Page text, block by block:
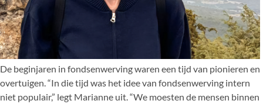
De beginjaren in fondsenwerving waren een tijd van pionieren en
overtuigen. “In die tijd was het idee van fondsenwerving intern
niet populair,” legt Marianne uit. “We moesten de mensen binnen